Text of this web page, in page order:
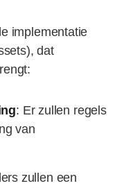
implementatie
dat
: Er zullen regels
van
zullen een